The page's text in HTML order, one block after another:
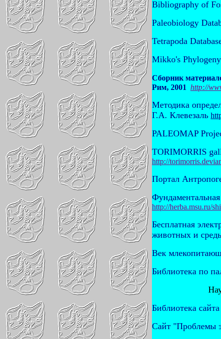
Bibliography of
Paleobiology
Tetrapoda
Mikko's
Сборник
Рим, 2001 http://
Методика
Г.А. Клевезаль
PALEOMAP
TORIMORRIS
http://
Портал
http://herba.msu.ru/
Бесплатная
животных и
Век
Библиотека по
Библиотека
Сайт "Проблемы